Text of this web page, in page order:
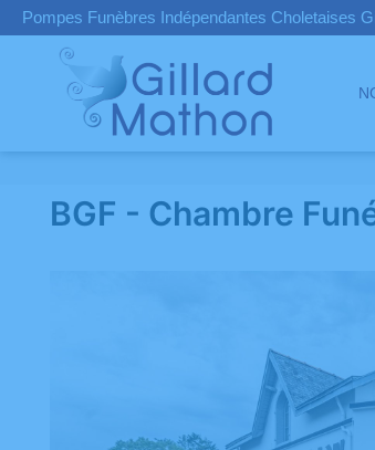
Pompes Funèbres Indépendantes Choletaises
BGF - Chambre